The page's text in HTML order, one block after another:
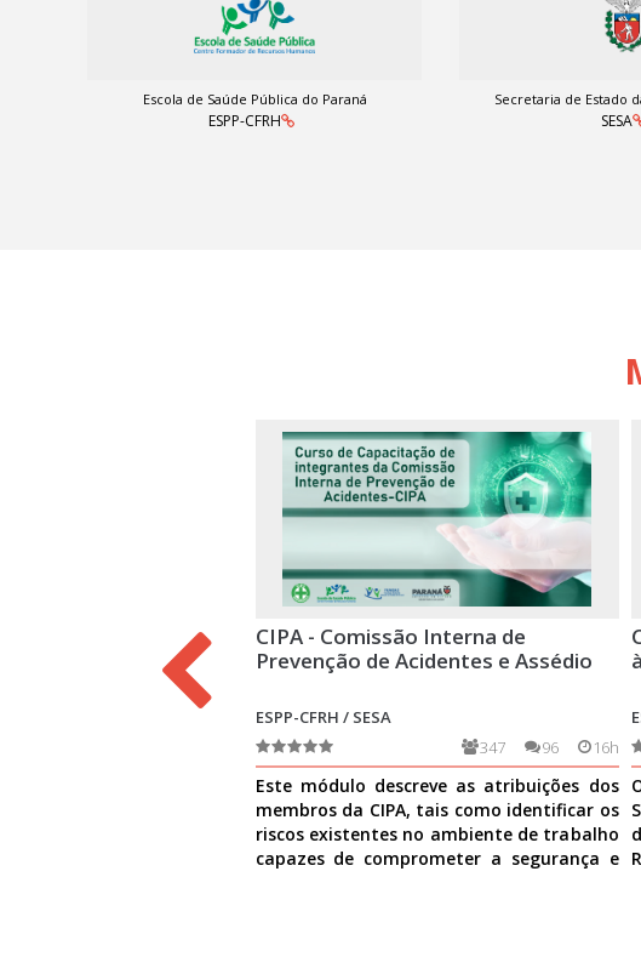
Escola de Saúde Pública do Paraná
ESPP-CFRH
Secretaria de Estado
SESA
CIPA - Comissão Interna de
Prevenção de Acidentes e Assédio
ESPP-CFRH / SESA
16h
96
347
Este módulo descreve as atribuições dos
membros da CIPA, tais como identificar os
riscos existentes no ambiente de trabalho
capazes de comprometer a segurança e